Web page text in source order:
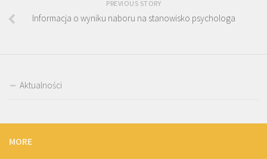
PREVIOUS STORY
Informacja o wyniku naboru na stanowisko psychologa
Aktualności
MORE